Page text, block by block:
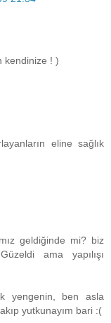
kendinize ! )
eline sağlık
geldiğinde mi? biz
ama yapılışı
yengenin, ben asla
yutkunayım bari :(